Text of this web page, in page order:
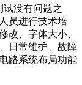
没有问题之
员进行技术培
改、字体大小、
日常维护、故障
路系统布局功能